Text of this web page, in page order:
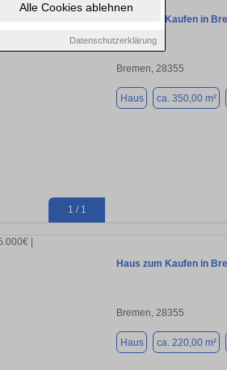
Alle Cookies ablehnen
Datenschutzerklärung
1 / 1
Haus zum Kaufen in
Bremen, 28355
Haus ca. 350,00 m²
Haus zum Kaufen in
Bremen, 28355
Haus ca. 220,00 m²